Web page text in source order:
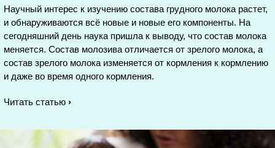
Научный интерес к изучению состава грудного молока растет,
и обнаруживаются всё новые и новые его компоненты. На
сегодняшний день наука пришла к выводу, что состав молока
меняется. Состав молозива отличается от зрелого молока, а
состав зрелого молока изменяется от кормления к кормлению
и даже во время одного кормления.
Читать статью